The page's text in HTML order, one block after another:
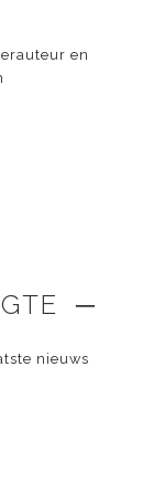
en
─
nieuws